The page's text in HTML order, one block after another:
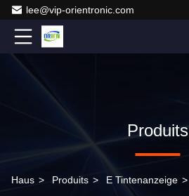
lee@vip-orientronic.com
Produits
Haus > Produits > E Tintenanzeige >